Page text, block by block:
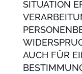
SITUATION
AUCH FÜR